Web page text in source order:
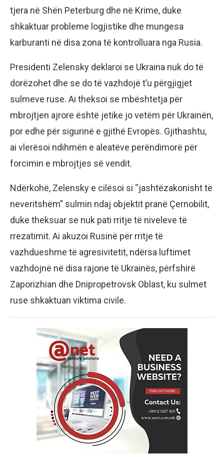
tjera në Shën Peterburg dhe në Krime, duke
shkaktuar probleme logjistike dhe mungesa
karburanti në disa zona të kontrolluara nga Rusia.
Presidenti Zelensky deklaroi se Ukraina nuk do të
dorëzohet dhe se do të vazhdojë t’u përgjigjet
sulmeve ruse. Ai theksoi se mbështetja për
mbrojtjen ajrore është jetike jo vetëm për Ukrainën,
por edhe për sigurinë e gjithë Evropës. Gjithashtu,
ai vlerësoi ndihmën e aleatëve perëndimorë për
forcimin e mbrojtjes së vendit.
Ndërkohë, Zelensky e cilësoi si “jashtëzakonisht të
neveritshëm” sulmin ndaj objektit pranë Çernobilit,
duke theksuar se nuk pati rritje të niveleve të
rrezatimit. Ai akuzoi Rusinë për rritje të
vazhdueshme të agresivitetit, ndërsa luftimet
vazhdojnë në disa rajone të Ukrainës, përfshirë
Zaporizhian dhe Dnipropetrovsk Oblast, ku sulmet
ruse shkaktuan viktima civile.